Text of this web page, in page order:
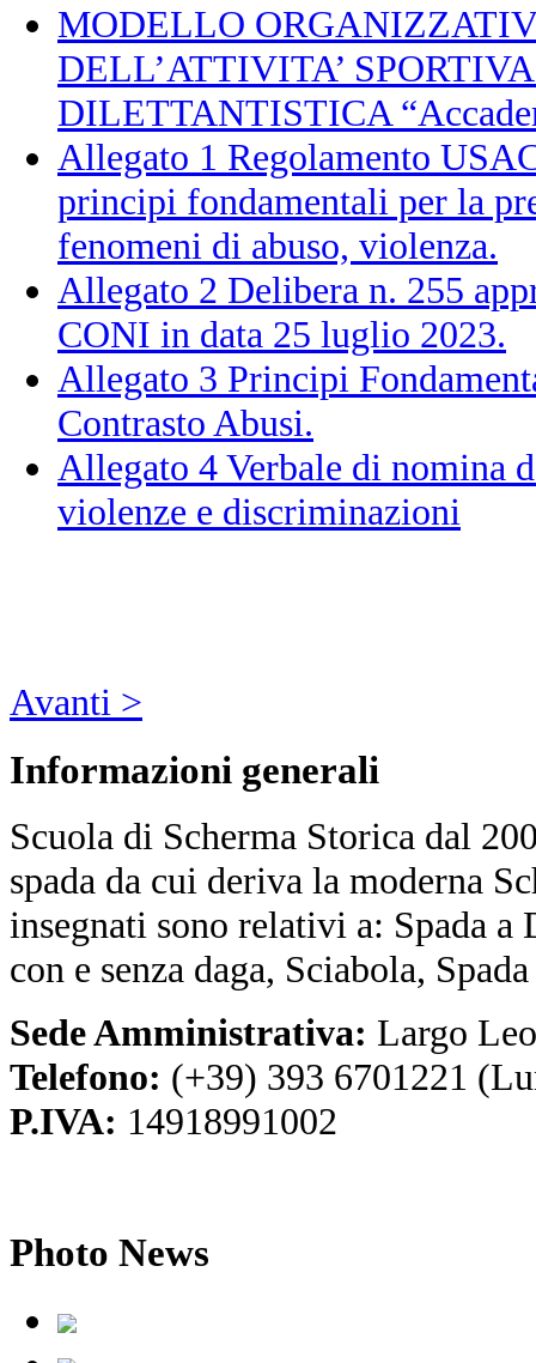
MODELLO
DELL’ATTIVITA’
DILETTANTISTICA
Allegato 1 Regolamento
principi fondamentali per la
fenomeni di abuso, violenza.
Allegato 2 Delibera n. 255
CONI in data 25 luglio 2023.
Allegato 3 Principi
Contrasto Abusi.
Allegato 4 Verbale di nomina
violenze e discriminazioni
Avanti >
Informazioni generali
Scuola di Scherma Storica dal
spada da cui deriva la moderna
insegnati sono relativi a: Spada a
con e senza daga, Sciabola,
Sede Amministrativa: Largo
Telefono: (+39) 393 6701221
P.IVA: 14918991002
Photo News